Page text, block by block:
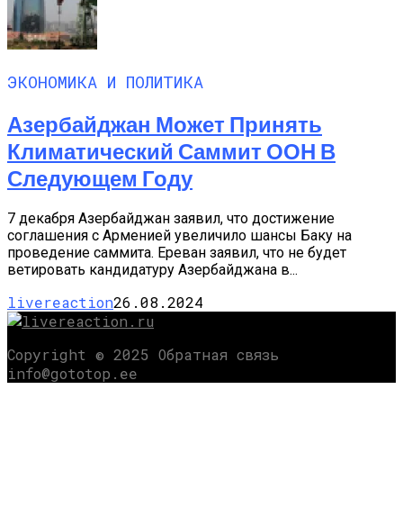
ЭКОНОМИКА И ПОЛИТИКА
Азербайджан Может Принять
Климатический Саммит ООН В
Следующем Году
7 декабря Азербайджан заявил, что достижение
соглашения с Арменией увеличило шансы Баку на
проведение саммита. Ереван заявил, что не будет
ветировать кандидатуру Азербайджана в...
livereaction26.08.2024
Copyright © 2025 Обратная связь
info@gototop.ee